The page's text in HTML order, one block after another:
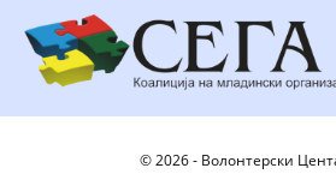
© 2026 - Волонтерски